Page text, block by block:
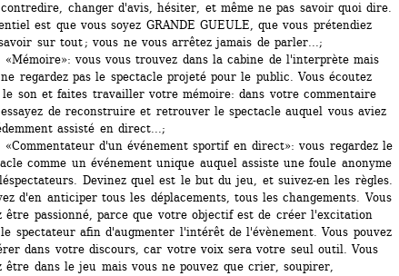
changer d'avis, hésiter, et même ne pas savoir quoi dire.
est que vous soyez GRANDE GUEULE, que vous prétendiez
sur tout ; vous ne vous arrêtez jamais de parler...;
vous vous trouvez dans la cabine de l'interprète mais
regardez pas le spectacle projeté pour le public. Vous écoutez
son et faites travailler votre mémoire: dans votre commentaire
de reconstruire et retrouver le spectacle auquel vous aviez
assisté en direct...;
d'un événement sportif en direct»: vous regardez le
comme un événement unique auquel assiste une foule anonyme
Devinez quel est le but du jeu, et suivez-en les règles.
d'en anticiper tous les déplacements, tous les changements. Vous
être passionné, parce que votre objectif est de créer l'excitation
spectateur afin d'augmenter l'intérêt de l'évènement. Vous pouvez
dans votre discours, car votre voix sera votre seul outil. Vous
être dans le jeu mais vous ne pouvez que crier, soupirer,